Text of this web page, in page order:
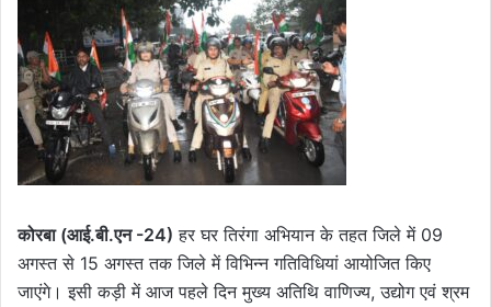
कोरबा (आई.बी.एन -24) हर घर तिरंगा अभियान के तहत जिले में 09
अगस्त से 15 अगस्त तक जिले में विभिन्न गतिविधियां आयोजित किए
जाएंगे। इसी कड़ी में आज पहले दिन मुख्य अतिथि वाणिज्य, उद्योग एवं श्रम